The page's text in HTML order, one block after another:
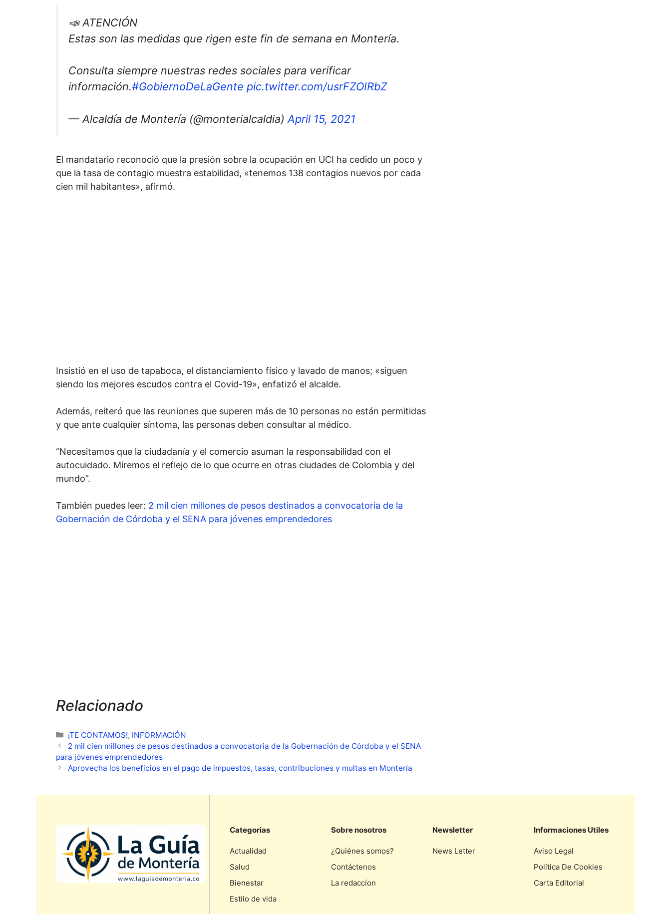
📣 ATENCIÓN
Estas son las medidas que rigen este fin de semana en Montería.
Consulta siempre nuestras redes sociales para verificar
información.#GobiernoDeLaGente pic.twitter.com/usrFZOIRbZ
— Alcaldía de Montería (@monterialcaldia) April 15, 2021
El mandatario reconoció que la presión sobre la ocupación en UCI ha cedido un poco y
que la tasa de contagio muestra estabilidad, «tenemos 138 contagios nuevos por cada
cien mil habitantes», afirmó.
Insistió en el uso de tapaboca, el distanciamiento físico y lavado de manos; «siguen
siendo los mejores escudos contra el Covid-19», enfatizó el alcalde.
Además, reiteró que las reuniones que superen más de 10 personas no están permitidas
y que ante cualquier síntoma, las personas deben consultar al médico.
“Necesitamos que la ciudadanía y el comercio asuman la responsabilidad con el
autocuidado. Miremos el reflejo de lo que ocurre en otras ciudades de Colombia y del
mundo”.
También puedes leer: 2 mil cien millones de pesos destinados a convocatoria de la
Gobernación de Córdoba y el SENA para jóvenes emprendedores
Relacionado
Categorías
¡TE CONTAMOS!, INFORMACIÓN
2 mil cien millones de pesos destinados a convocatoria de la Gobernación de Córdoba y el SENA
para jóvenes emprendedores
Aprovecha los beneficios en el pago de impuestos, tasas, contribuciones y multas en Montería
Categorias
Actualidad
Salud
Bienestar
Estilo de vida
Sobre nosotros
¿Quiénes somos?
Contáctenos
La redaccíon
Newsletter
News Letter
Informaciones Utiles
Aviso Legal
Política De Cookies
Carta Editorial